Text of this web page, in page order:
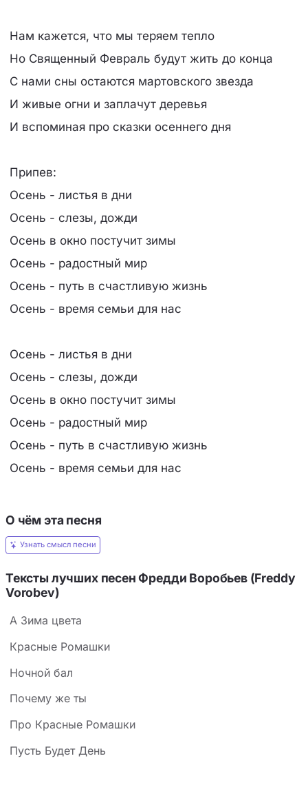
Нам кажется, что мы теряем тепло
Но Священный Февраль будут жить до конца
С нами сны остаются мартовского звезда
И живые огни и заплачут деревья
И вспоминая про сказки осеннего дня
Припев:
Осень - листья в дни
Осень - слезы, дожди
Осень в окно постучит зимы
Осень - радостный мир
Осень - путь в счастливую жизнь
Осень - время семьи для нас
Осень - листья в дни
Осень - слезы, дожди
Осень в окно постучит зимы
Осень - радостный мир
Осень - путь в счастливую жизнь
Осень - время семьи для нас
О чём эта песня
Узнать смысл песни
Тексты лучших песен Фредди Воробьев (Freddy
Vorobev)
А Зима цвета
Красные Ромашки
Ночной бал
Почему же ты
Про Красные Ромашки
Пусть Будет День